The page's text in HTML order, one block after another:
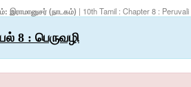
இராமானுசர் (நாடகம்) | 10th Tamil : Chapter 8 : Peruvali
8 : பெருவழி